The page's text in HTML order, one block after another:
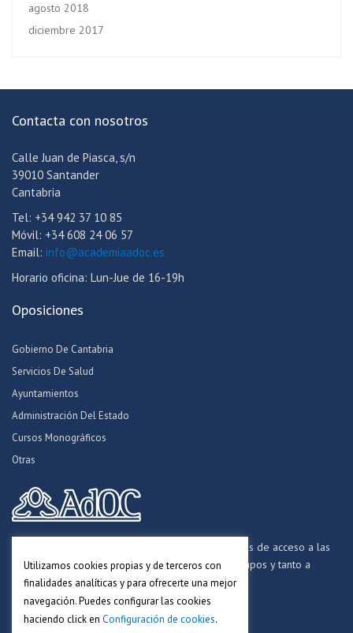
agosto 2018
diciembre 2017
Contacta con nosotros
Calle Juan de Piasca, s/n
39010 Santander
Cantabria
Tel: +34 942 37 10 85
Móvil: +34 608 24 06 57
Email: info@academiaadoc.es
Horario oficina: Lun-Jue de 16-19h
Oposiciones
Gobierno De Cantabria
Servicios De Salud
Ayuntamientos
Administración Del Estado
Cursos Monográficos
Otras
Formamos opositores para los procesos selectivos de acceso a las
distintas Administraciones Públicas, a todos los grupos y tanto a
personal funcionario, laboral y estatutario.
Utilizamos cookies propias y de terceros con
finalidades analíticas y para ofrecerte una mejor
navegación. Puedes configurar las cookies
haciendo click en Configuración de cookies.